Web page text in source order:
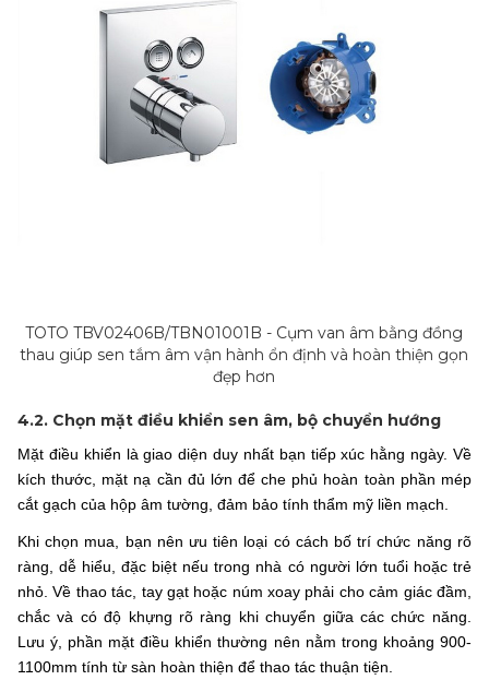
TOTO TBV02406B/TBN01001B - Cụm van âm bằng đồng
thau giúp sen tắm âm vận hành ổn định và hoàn thiện gọn
đẹp hơn
4.2. Chọn mặt điều khiển sen âm, bộ chuyển hướng
Mặt điều khiển là giao diện duy nhất bạn tiếp xúc hằng ngày. Về
kích thước, mặt nạ cần đủ lớn để che phủ hoàn toàn phần mép
cắt gạch của hộp âm tường, đảm bảo tính thẩm mỹ liền mạch.
Khi chọn mua, bạn nên ưu tiên loại có cách bố trí chức năng rõ
ràng, dễ hiểu, đặc biệt nếu trong nhà có người lớn tuổi hoặc trẻ
nhỏ. Về thao tác, tay gạt hoặc núm xoay phải cho cảm giác đầm,
chắc và có độ khựng rõ ràng khi chuyển giữa các chức năng.
Lưu ý, phần mặt điều khiển thường nên nằm trong khoảng 900-
1100mm tính từ sàn hoàn thiện để thao tác thuận tiện.